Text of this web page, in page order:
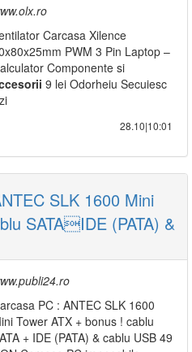
Carcasa Xilence
PWM 3 Pin Laptop –
Componente si
9 lei Odorheiu Secuiesc
28.10|10:01
SLK 1600 Mini
SATAIDE (PATA) &
PC : ANTEC SLK 1600
Tower ATX + bonus ! cablu
+ IDE (PATA) & cablu USB 49